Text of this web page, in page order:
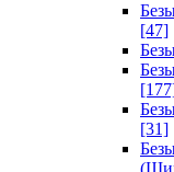
[47]
[31]